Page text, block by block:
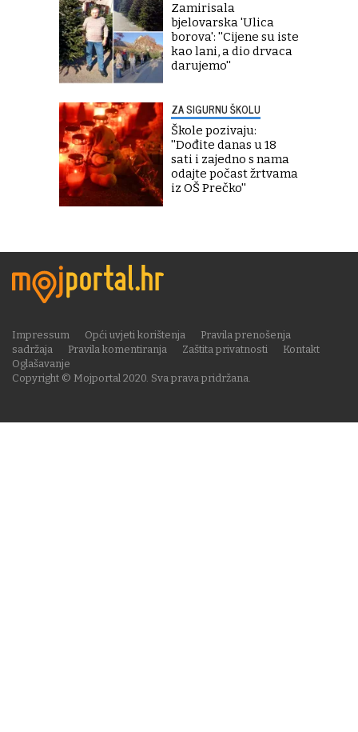
Zamirisala
bjelovarska 'Ulica
borova': ''Cijene su iste
kao lani, a dio drvaca
darujemo''
ZA SIGURNU ŠKOLU
Škole pozivaju:
''Dođite danas u 18
sati i zajedno s nama
odajte počast žrtvama
iz OŠ Prečko''
Copyright © Mojportal 2020. Sva prava pridržana.
Impressum Opći uvjeti korištenja
Pravila prenošenja
sadržaja
Pravila komentiranja Zaštita privatnosti
Kontakt
Oglašavanje